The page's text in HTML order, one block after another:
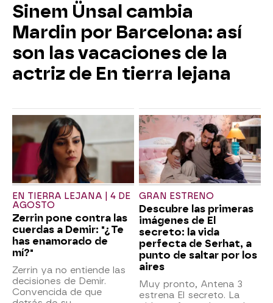
Sinem Ünsal cambia
Mardin por Barcelona: así
son las vacaciones de la
actriz de En tierra lejana
EN TIERRA LEJANA | 4 DE
AGOSTO
Zerrin pone contra las
cuerdas a Demir: "¿Te
has enamorado de
mí?"
Zerrin ya no entiende las
decisiones de Demir.
Convencida de que
GRAN ESTRENO
Descubre las primeras
imágenes de El
secreto: la vida
perfecta de Serhat, a
punto de saltar por los
aires
Muy pronto, Antena 3
estrena El secreto. La